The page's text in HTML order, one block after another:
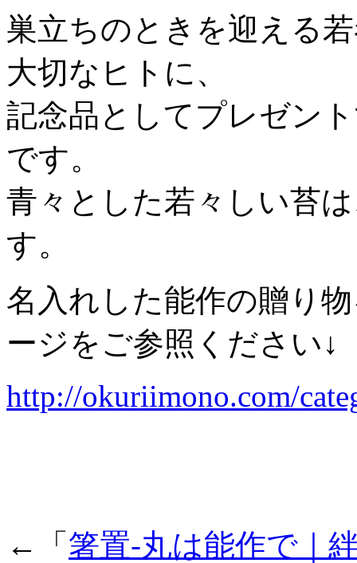
巣立ちのときを迎える
大切なヒトに、
記念品としてプレゼン
です。
青々とした若々しい苔
す。
名入れした能作の贈り
ージをご参照ください↓
http://okuriimono.com/
←「 箸置-丸は能作で｜